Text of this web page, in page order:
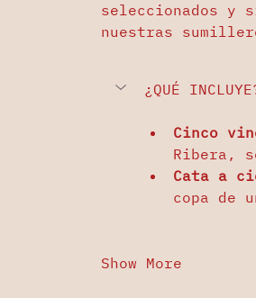
seleccionados y
nuestras
¿QUÉ
Cinco
Ribera,
Cata a
copa de
Show More